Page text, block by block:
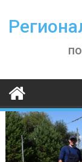
content